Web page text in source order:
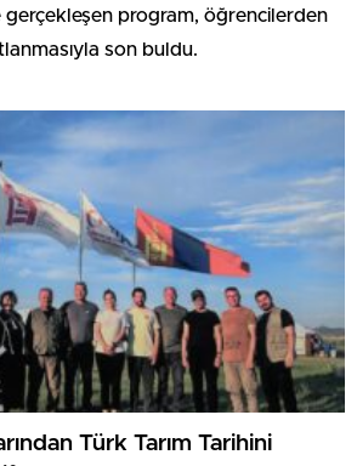
gerçekleşen program, öğrencilerden
son buldu.
Türk Tarım Tarihini